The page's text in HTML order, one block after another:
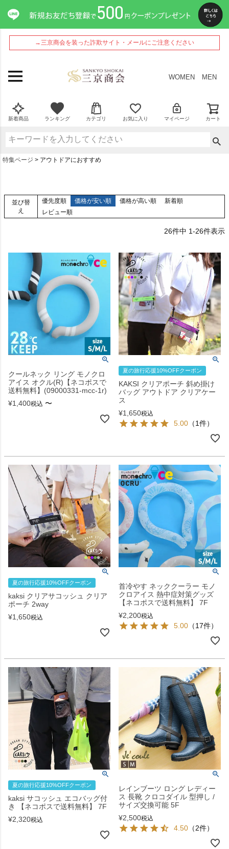
→三京商会を装った詐欺サイト・メールにご注意ください
WOMEN MEN
新着商品 ランキング カテゴリ お気に入り マイページ カート
特集ページ アウトドアにおすすめ
並び替
え
優先度順 価格が安い順 価格が高い順
新着順
レビュー順
26件中 1-26件表示
クールネック リング モノクロ
アイス オクル(R)【ネコポスで
送料無料】(09000331-mcc-1r)
¥1,400税込 〜
夏の旅行応援10%OFFクーポン
KAKSI クリアポーチ 斜め掛け
バッグ アウトドア クリアケー
ス
¥1,650税込
5.00 （1件）
夏の旅行応援10%OFFクーポン
kaksi クリアサコッシュ クリア
ポーチ 2way
¥1,650税込
首冷やす ネッククーラー モノ
クロアイス 熱中症対策グッズ
【ネコポスで送料無料】 7F
¥2,200税込
5.00 （17件）
夏の旅行応援10%OFFクーポン
kaksi サコッシュ エコバッグ付
き 【ネコポスで送料無料】 7F
¥2,320税込
レインブーツ ロング レディー
ス 長靴 クロコダイル 型押し /
サイズ交換可能 5F
¥2,500税込
4.50 （2件）